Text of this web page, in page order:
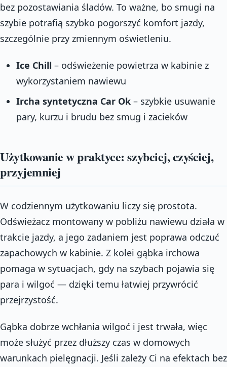
bez pozostawiania śladów. To ważne, bo smugi na
szybie potrafią szybko pogorszyć komfort jazdy,
szczególnie przy zmiennym oświetleniu.
Ice Chill – odświeżenie powietrza w kabinie z
wykorzystaniem nawiewu
Ircha syntetyczna Car Ok– szybkie usuwanie
pary, kurzu i brudu bez smug i zacieków
Użytkowanie w praktyce: szybciej, czyściej,
przyjemniej
W codziennym użytkowaniu liczy się prostota.
Odświeżacz montowany w pobliżu nawiewu działa w
trakcie jazdy, a jego zadaniem jest poprawa odczuć
zapachowych w kabinie. Z kolei gąbka irchowa
pomaga w sytuacjach, gdy na szybach pojawia się
para i wilgoć — dzięki temu łatwiej przywrócić
przejrzystość.
Gąbka dobrze wchłania wilgoć i jest trwała, więc
może służyć przez dłuższy czas w domowych
warunkach pielęgnacji. Jeśli zależy Ci na efektach bez